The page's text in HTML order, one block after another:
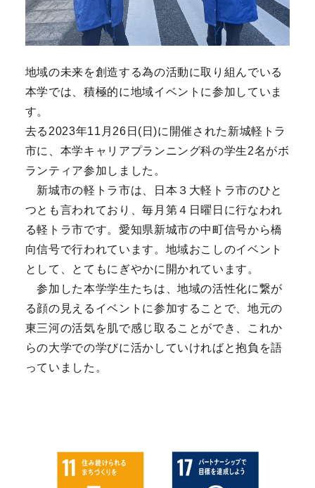
地域の未来を創造する為の活動に取り組んでいる
本学では、積極的に地域イベントに参加していま
す。
去る2023年11月26日(日)に開催された新城軽トラ
市に、本学キャリアプランニング科の学生2名がボ
ランティア参加しました。
新城市の軽トラ市は、日本３大軽トラ市のひと
つとも言われており、毎月第４日曜日に行なわれ
る軽トラ市です。愛知県新城市の中町信号から橋
向信号で行われています。地域おこしのイベント
として、とてもにぎやかに開かれています。
参加した本学学生たちは、地域の活性化に繋が
る顔の見えるイベントに参加することで、地元の
東三河の活気を肌で感じ取ることができ、これか
らの大学での学びに活かしていければと抱負を語
っていました。